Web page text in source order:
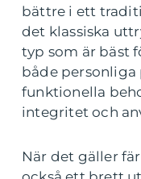
bättre i ett
det klassiska
typ som är bäst
både personliga
funktionella
integritet och
När det gäller